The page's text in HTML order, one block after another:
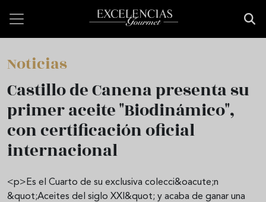
Noticias
Castillo de Canena presenta su
primer aceite "Biodinámico",
con certificación oficial
internacional
<p>Es el Cuarto de su exclusiva colecci&oacute;n
&quot;Aceites del siglo XXI&quot; y acaba de ganar una